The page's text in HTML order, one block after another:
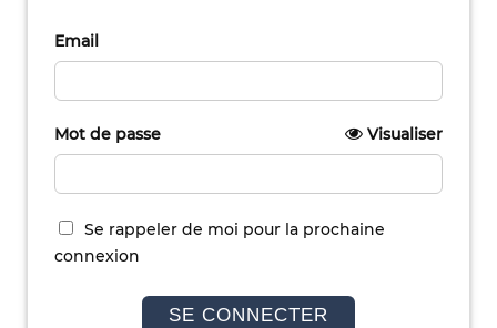
Email
Mot de passe Visualiser
Se rappeler de moi pour la prochaine
connexion
SE CONNECTER